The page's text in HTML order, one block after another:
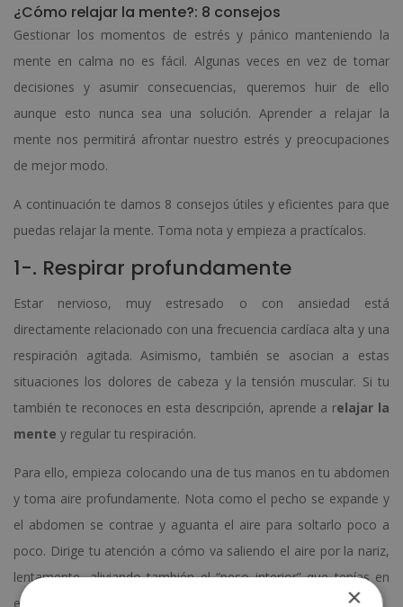
¿Cómo relajar la mente?: 8 consejos
Gestionar los momentos de estrés y pánico manteniendo la
mente en calma no es fácil. Algunas veces en vez de tomar
decisiones y asumir consecuencias, queremos huir de ello
aunque esto nunca sea una solución. Aprender a relajar la
mente nos permitirá afrontar nuestro estrés y preocupaciones
de mejor modo.
A continuación te damos 8 consejos útiles y eficientes para que
puedas relajar la mente. Toma nota y empieza a practícalos.
1-. Respirar profundamente
Estar nervioso, muy estresado o con ansiedad está
directamente relacionado con una frecuencia cardíaca alta y una
respiración agitada. Asimismo, también se asocian a estas
situaciones los dolores de cabeza y la tensión muscular. Si tu
también te reconoces en esta descripción, aprende a relajar la
mente y regular tu respiración.
Para ello, empieza colocando una de tus manos en tu abdomen
y toma aire profundamente. Nota como el pecho se expande y
el abdomen se contrae y aguanta el aire para soltarlo poco a
poco. Dirige tu atención a cómo va saliendo el aire por la nariz,
lentamente, aliviando también el “peso interior” que tenías en
ese momento.
×